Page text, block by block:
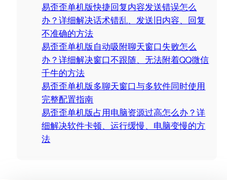
易歪歪单机版快捷回复内容发送错误怎么
办？详细解决话术错乱、发送旧内容、回复
不准确的方法
易歪歪单机版自动吸附聊天窗口失败怎么
办？详细解决窗口不跟随、无法附着QQ微信
千牛的方法
易歪歪单机版多聊天窗口与多软件同时使用
完整配置指南
易歪歪单机版占用电脑资源过高怎么办？详
细解决软件卡顿、运行缓慢、电脑变慢的方
法